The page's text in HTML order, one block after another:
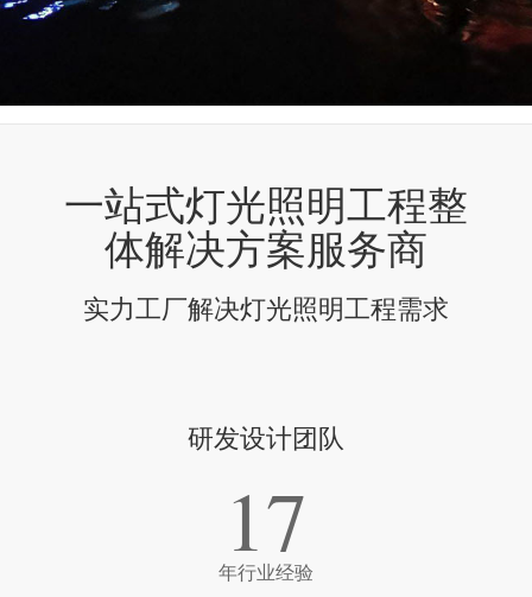
一站式灯光照明工程整
体解决方案服务商
实力工厂解决灯光照明工程需求
研发设计团队
17
年行业经验